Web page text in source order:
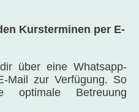
Kursterminen per E-
über eine Whatsapp-
Mail zur Verfügung. So
Betreuung